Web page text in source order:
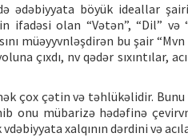
ədəbiyyata böyük ideallar
ifadəsi olan “Vətən”, “Dil” və
müəyyvnləşdirən bu şair
çıxdı, nv qədər sıxıntılar,
çox çətin və təhlükəlidir.
onu mübarizə hədəfinə
xalqının dərdini və